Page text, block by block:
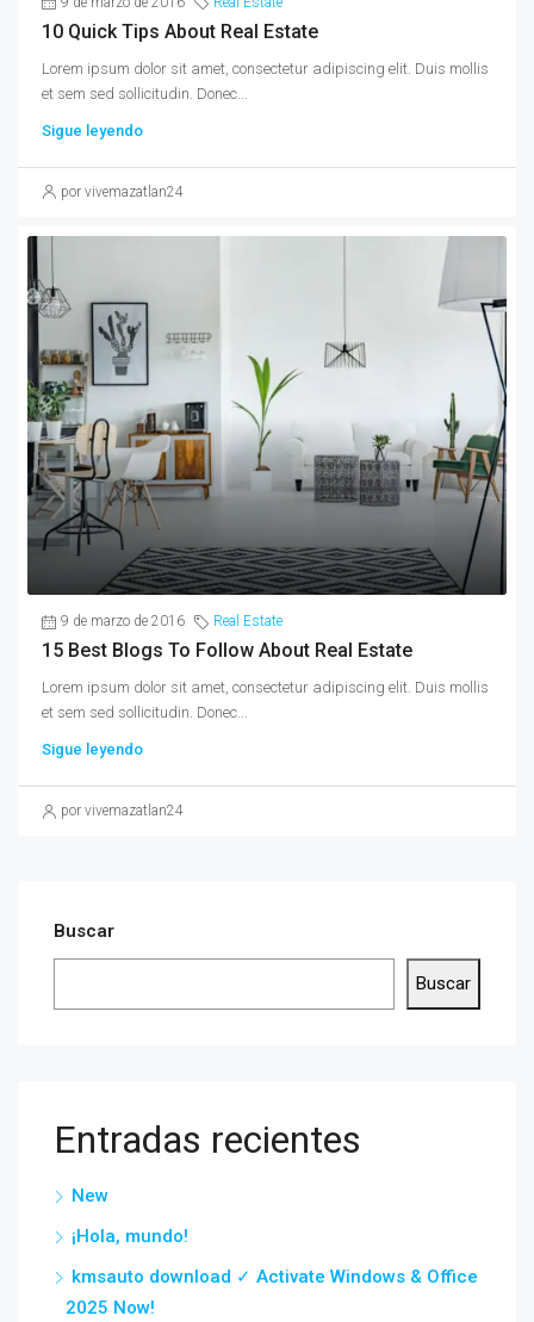
10 Quick Tips About Real Estate
Lorem ipsum dolor sit amet, consectetur adipiscing elit. Duis mollis
et sem sed sollicitudin. Donec...
Sigue leyendo
por vivemazatlan24
9 de marzo de 2016 Real Estate
15 Best Blogs To Follow About Real Estate
Lorem ipsum dolor sit amet, consectetur adipiscing elit. Duis mollis
et sem sed sollicitudin. Donec...
Sigue leyendo
por vivemazatlan24
Buscar
Buscar
Entradas recientes
New
¡Hola, mundo!
kmsauto download ✓ Activate Windows & Office
2025 Now!